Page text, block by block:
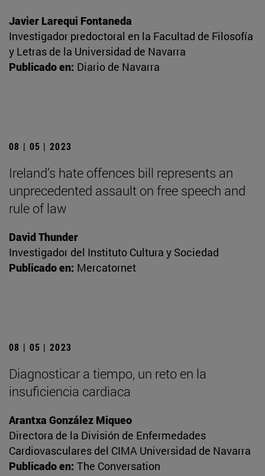
Javier Larequi Fontaneda
Investigador predoctoral en la Facultad de Filosofía
y Letras de la Universidad de Navarra
Publicado en: Diario de Navarra
08 | 05 | 2023
Ireland’s hate offences bill represents an
unprecedented assault on free speech and
rule of law
David Thunder
Investigador del Instituto Cultura y Sociedad
Publicado en: Mercatornet
08 | 05 | 2023
Diagnosticar a tiempo, un reto en la
insuficiencia cardiaca
Arantxa González Miqueo
Directora de la División de Enfermedades
Cardiovasculares del CIMA Universidad de Navarra
Publicado en: The Conversation